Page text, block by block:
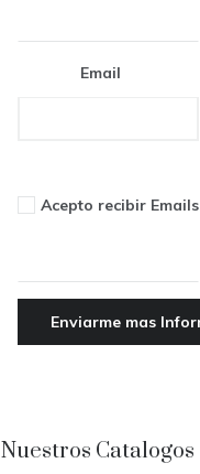
Email
Acepto recibir Emails
Nuestros Catalogos